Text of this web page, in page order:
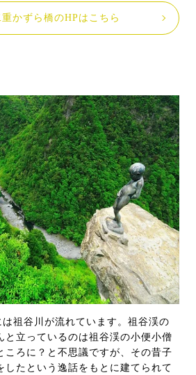
かずら橋のHPはこちら
祖谷川が流れています。祖谷渓の
と立っているのは祖谷渓の小便小僧
ころに？と不思議ですが、その昔子
したという逸話をもとに建てられて